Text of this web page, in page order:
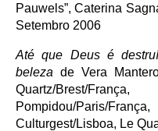
Pauwels”, Caterina
Setembro 2006
Até que Deus é
beleza de Vera
Quartz/Brest/
Pompidou/Paris/
Culturgest/Lisboa, Le